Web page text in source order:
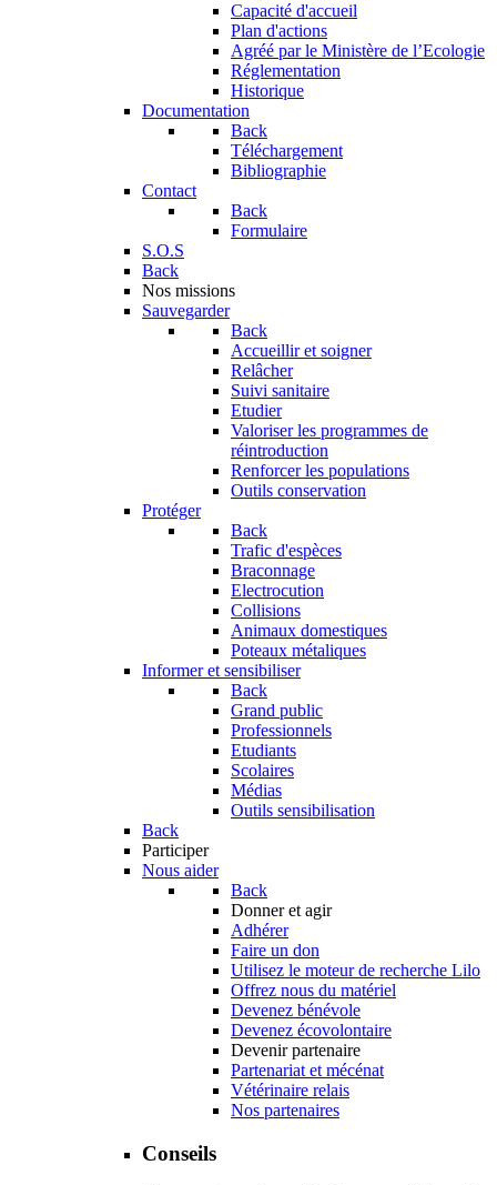
Capacité d'accueil
Plan d'actions
Agréé par le Ministère de l’Ecologie
Réglementation
Historique
Documentation
Back
Téléchargement
Bibliographie
Contact
Back
Formulaire
S.O.S
Back
Nos missions
Sauvegarder
Back
Accueillir et soigner
Relâcher
Suivi sanitaire
Etudier
Valoriser les programmes de
réintroduction
Renforcer les populations
Outils conservation
Protéger
Back
Trafic d'espèces
Braconnage
Electrocution
Collisions
Animaux domestiques
Poteaux métaliques
Informer et sensibiliser
Back
Grand public
Professionnels
Etudiants
Scolaires
Médias
Outils sensibilisation
Back
Participer
Nous aider
Back
Donner et agir
Adhérer
Faire un don
Utilisez le moteur de recherche Lilo
Offrez nous du matériel
Devenez bénévole
Devenez écovolontaire
Devenir partenaire
Partenariat et mécénat
Vétérinaire relais
Nos partenaires
Conseils